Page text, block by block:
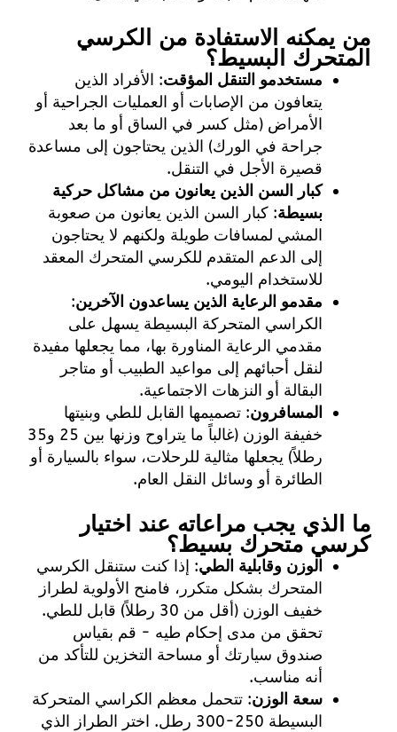
من يمكنه الاستفادة من الكرسي
المتحرك البسيط؟
مستخدمو التنقل المؤقت: الأفراد الذين
يتعافون من الإصابات أو العمليات الجراحية أو
الأمراض (مثل كسر في الساق أو ما بعد
جراحة في الورك) الذين يحتاجون إلى مساعدة
قصيرة الأجل في التنقل.
كبار السن الذين يعانون من مشاكل حركية
بسيطة: كبار السن الذين يعانون من صعوبة
المشي لمسافات طويلة ولكنهم لا يحتاجون
إلى الدعم المتقدم للكرسي المتحرك المعقد
للاستخدام اليومي.
مقدمو الرعاية الذين يساعدون الآخرين:
الكراسي المتحركة البسيطة يسهل على
مقدمي الرعاية المناورة بها، مما يجعلها مفيدة
لنقل أحبائهم إلى مواعيد الطبيب أو متاجر
البقالة أو النزهات الاجتماعية.
المسافرون : تصميمها القابل للطي وبنيتها
خفيفة الوزن (غالباً ما يتراوح وزنها بين 25 و35
رطلاً) يجعلها مثالية للرحلات، سواء بالسيارة أو
الطائرة أو وسائل النقل العام.
ما الذي يجب مراعاته عند اختيار
كرسي متحرك بسيط؟
الوزن وقابلية الطي: إذا كنت ستنقل الكرسي
المتحرك بشكل متكرر، فامنح الأولوية لطراز
خفيف الوزن (أقل من 30 رطلاً) قابل للطي.
تحقق من مدى إحكام طيه - قم بقياس
صندوق سيارتك أو مساحة التخزين للتأكد من
أنه مناسب.
سعة الوزن: تتحمل معظم الكراسي المتحركة
البسيطة 250-300 رطل. اختر الطراز الذي